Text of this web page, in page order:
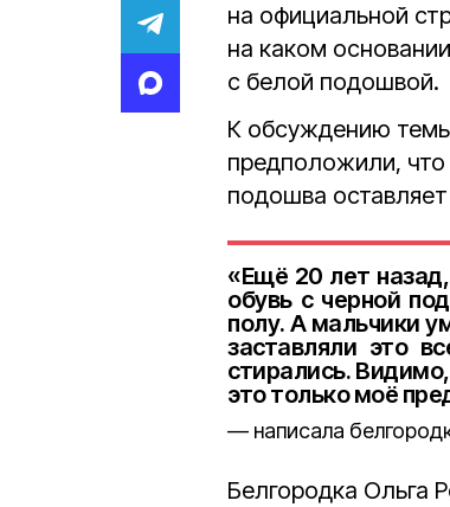
на официальной
на каком
с белой подошвой.
К обсуждению
предположили, что
подошва
«Ещё 20 лет назад,
обувь с черной
полу. А мальчики
заставляли это
стирались.
это только моё
написала
Белгородка Ольга